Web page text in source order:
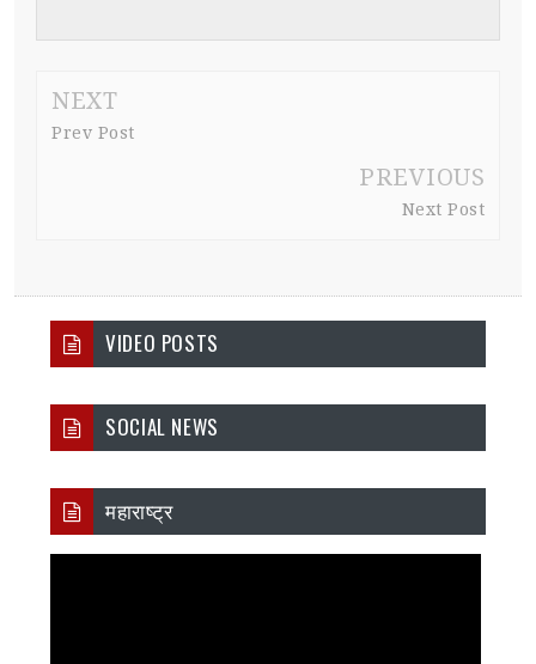
VIDEO POSTS
SOCIAL NEWS
महाराष्ट्र
NEXT
Prev Post
PREVIOUS
Next Post